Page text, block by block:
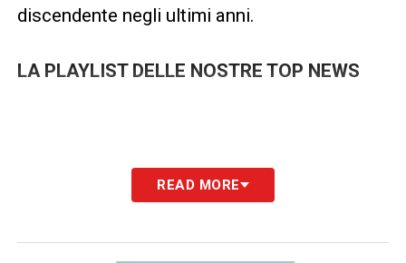
discendente negli ultimi anni.
LA PLAYLIST DELLE NOSTRE TOP NEWS
READ MORE